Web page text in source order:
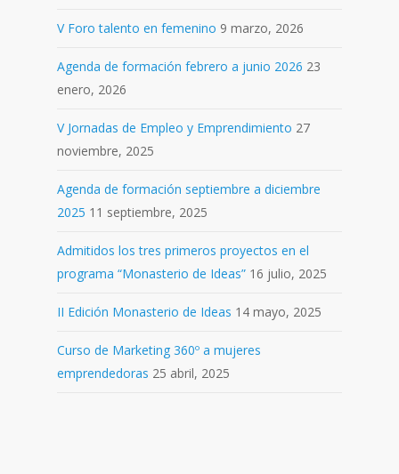
V Foro talento en femenino 9 marzo, 2026
Agenda de formación febrero a junio 2026 23
enero, 2026
V Jornadas de Empleo y Emprendimiento 27
noviembre, 2025
Agenda de formación septiembre a diciembre
2025 11 septiembre, 2025
Admitidos los tres primeros proyectos en el
programa “Monasterio de Ideas” 16 julio, 2025
II Edición Monasterio de Ideas 14 mayo, 2025
Curso de Marketing 360º a mujeres
emprendedoras 25 abril, 2025